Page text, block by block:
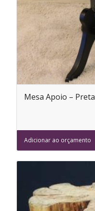
Mesa Apoio – Preta
Adicionar ao orçamento